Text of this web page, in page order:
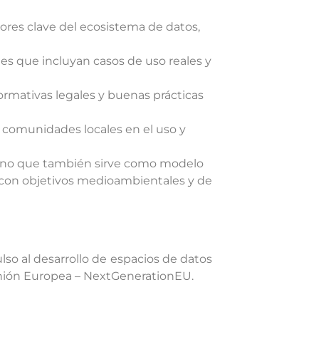
clave del ecosistema de datos,
que incluyan casos de uso reales y
legales y buenas prácticas
locales en el uso y
que también sirve como modelo
objetivos medioambientales y de
al desarrollo de espacios de datos
Europea – NextGenerationEU.